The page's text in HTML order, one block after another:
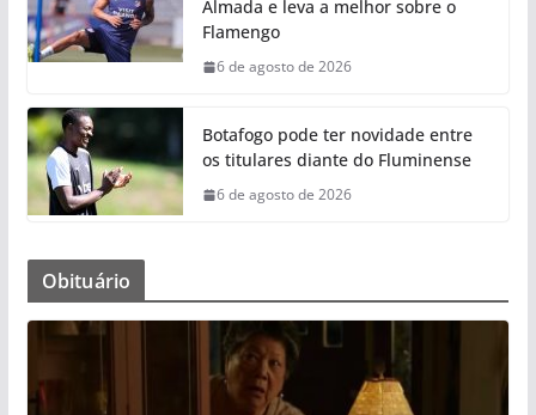
Almada e leva a melhor sobre o
Flamengo
6 de agosto de 2026
Botafogo pode ter novidade entre
os titulares diante do Fluminense
6 de agosto de 2026
Obituário